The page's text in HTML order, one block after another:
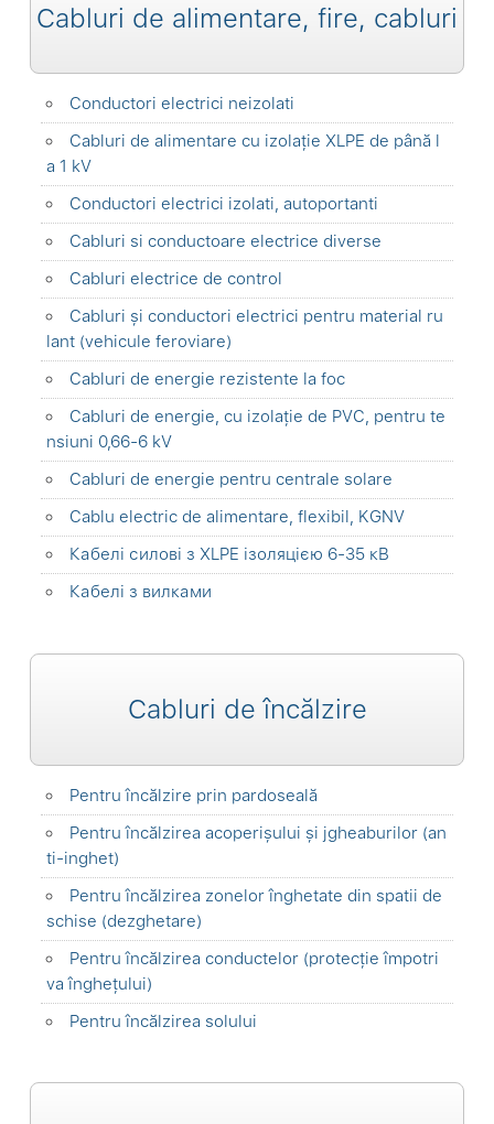
Cabluri de alimentare, fire, cabluri
Conductori electrici neizolati
Cabluri de alimentare cu izolație XLPE de până l
a 1 kV
Conductori electrici izolati, autoportanti
Cabluri si conductoare electrice diverse
Cabluri electrice de control
Cabluri și conductori electrici pentru material ru
lant (vehicule feroviare)
Cabluri de energie rezistente la foc
Cabluri de energie, cu izolație de PVC, pentru te
nsiuni 0,66-6 kV
Cabluri de energie pentru centrale solare
Cablu electric de alimentare, flexibil, KGNV
Кабелі силові з XLPE ізоляцією 6-35 кВ
Кабелі з вилками
Cabluri de încălzire
Pentru încălzire prin pardoseală
Pentru încălzirea acoperișului și jgheaburilor (an
ti-inghet)
Pentru încălzirea zonelor înghetate din spatii de
schise (dezghetare)
Pentru încălzirea conductelor (protecție împotri
va înghețului)
Pentru încălzirea solului